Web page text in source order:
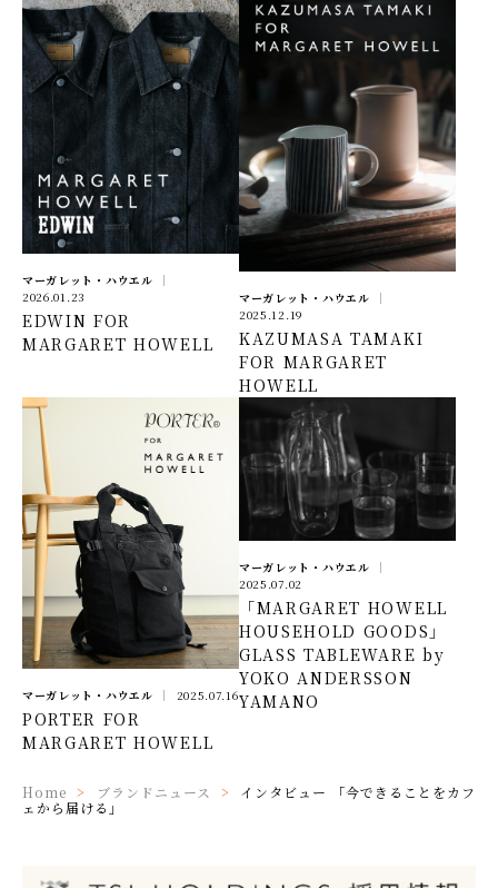
マーガレット・ハウエル
2026.01.23
EDWIN FOR
MARGARET HOWELL
マーガレット・ハウエル
2025.12.19
KAZUMASA TAMAKI
FOR MARGARET
HOWELL
マーガレット・ハウエル 2025.07.16
PORTER FOR
MARGARET HOWELL
マーガレット・ハウエル
2025.07.02
「MARGARET HOWELL
HOUSEHOLD GOODS」
GLASS TABLEWARE by
YOKO ANDERSSON
YAMANO
Home ブランドニュース
インタビュー 「今できることをカフ
ェから届ける」